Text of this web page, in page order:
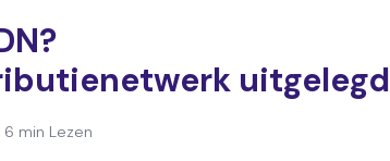
uitgelegd
6 min Lezen